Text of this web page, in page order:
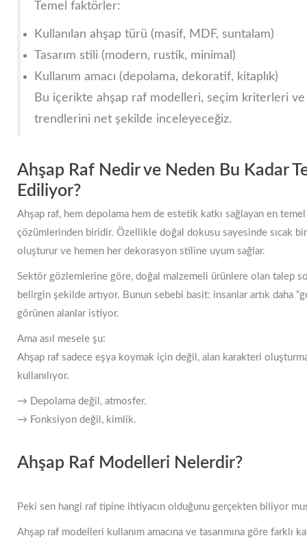
Temel faktörler:
Kullanılan ahşap türü (masif, MDF, suntalam)
Tasarım stili (modern, rustik, minimal)
Kullanım amacı (depolama, dekoratif, kitaplık)
Bu içerikte ahşap raf modelleri, seçim kriterleri
trendlerini net şekilde inceleyeceğiz.
Ahşap Raf Nedir ve Neden Bu Kadar
Ediliyor?
Ahşap raf, hem depolama hem de estetik katkı sağlayan en
çözümlerinden biridir. Özellikle doğal dokusu sayesinde sıcak
oluşturur ve hemen her dekorasyon stiline uyum sağlar.
Sektör gözlemlerine göre, doğal malzemeli ürünlere olan talep
belirgin şekilde artıyor. Bunun sebebi basit: insanlar artık daha
görünen alanlar istiyor.
Ama asıl mesele şu:
Ahşap raf sadece eşya koymak için değil, alan karakteri
kullanılıyor.
→ Depolama değil, atmosfer.
→ Fonksiyon değil, kimlik.
Ahşap Raf Modelleri Nelerdir?
Peki sen hangi raf tipine ihtiyacın olduğunu gerçekten biliyor
Ahşap raf modelleri kullanım amacına ve tasarımına göre farklı